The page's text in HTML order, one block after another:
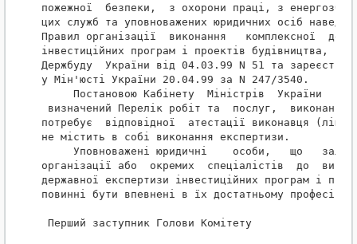
пожежної  безпеки,  з охорони праці, з
цих служб та уповноважених юридичних осіб
Правил організації  виконання   комплексної
інвестиційних програм і проектів будівництва,
Держбуду  України від 04.03.99 N 51 та
у Мін'юсті України 20.04.99 за N 247/3540.
Постановою Кабінету  Міністрів  України
визначений Перелік робіт та  послуг,  виконання
потребує  відповідної  атестації виконавця
не містить в собі виконання експертизи.
Уповноважені юридичні    особи,   що
організації або  окремих  спеціалістів  до
державної експертизи інвестиційних програм і
повинні бути впевнені в їх достатньому
Перший заступник Голови Комітету